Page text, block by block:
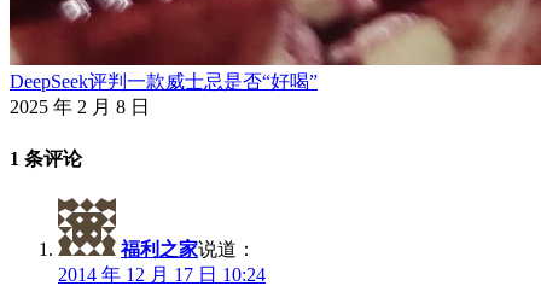
DeepSeek评判一款威士忌是否“好喝”
2025 年 2 月 8 日
1 条评论
福利之家说道：
2014 年 12 月 17 日 10:24